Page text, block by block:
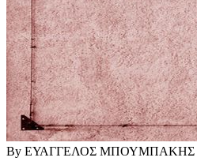
By ΕΥΑΓΓΕΛΟΣ ΜΠΟΥΜΠΑΚΗΣ